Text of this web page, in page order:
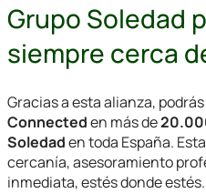
Grupo Soledad
siempre cerca
Gracias a esta alianza,
Connecteden más de
Soledaden toda España.
cercanía, asesoramiento
inmediata, estés donde estés.